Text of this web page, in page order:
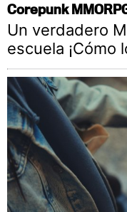
Corepunk
Un verdadero
escuela ¡Cómo